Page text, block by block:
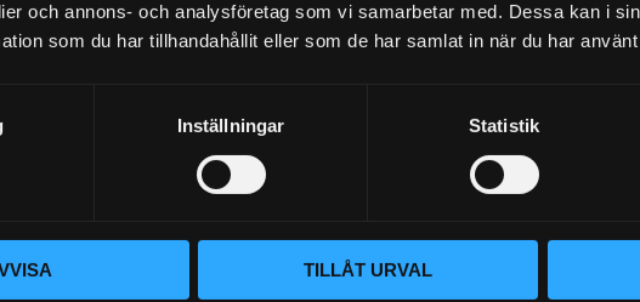
och annons- och analysföretag som vi samarbetar med. Dessa kan i
som du har tillhandahållit eller som de har samlat in när du har
Inställningar Statistik
TILLÅT URVAL
NYHETSBREV
PRENUMERERA
Dina personuppgifter behandlas i enlighet med vår